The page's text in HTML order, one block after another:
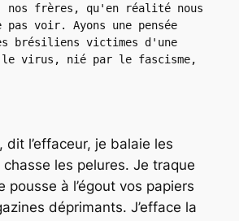
nos frères, qu'en réalité nous
pas voir. Ayons une pensée
brésiliens victimes d'une
virus, nié par le fascisme,
dit l’effaceur, je balaie les
les pelures. Je traque
pousse à l’égout vos papiers
déprimants. J’efface la